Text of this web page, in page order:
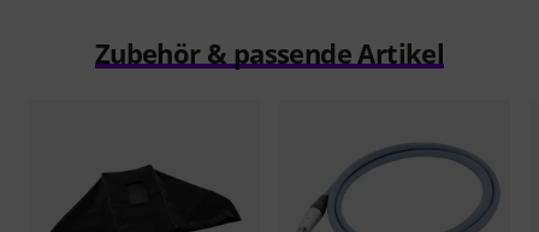
Zubehör & passende Artikel